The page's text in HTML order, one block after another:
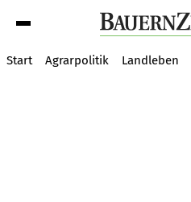
Start Agrarpolitik Landleben